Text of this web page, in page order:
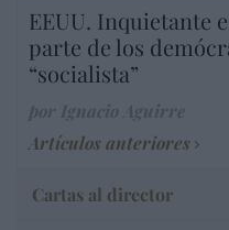
EEUU. Inquietante
parte de los
“socialista”
Artículos anteriores
Cartas al director